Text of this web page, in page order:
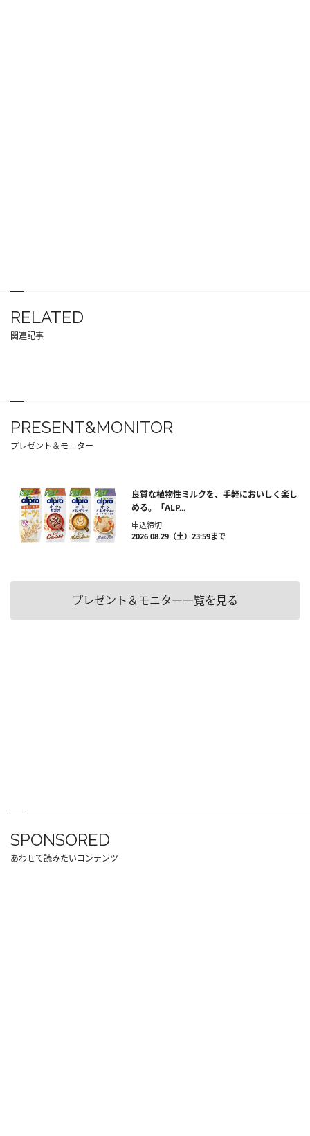
RELATED
関連記事
PRESENT&MONITOR
プレゼント＆モニター
良質な植物性ミルクを、手軽においしく楽し
める。「ALP...
申込締切
2026.08.29（土）23:59まで
プレゼント＆モニター一覧を見る
SPONSORED
あわせて読みたいコンテンツ